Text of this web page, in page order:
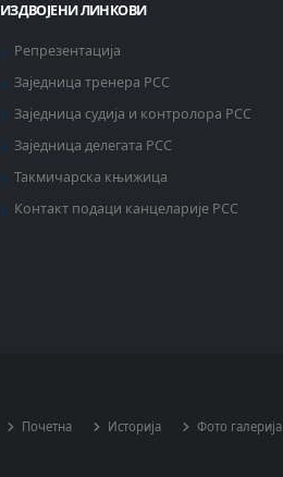
ИЗДВОЈЕНИ ЛИНКОВИ
Репрезентација
Заједница тренера РСС
Заједница судија и контролора РСС
Заједница делегата РСС
Такмичарска књижица
Контакт подаци канцеларије РСС
Почетна Историја Фото галерија